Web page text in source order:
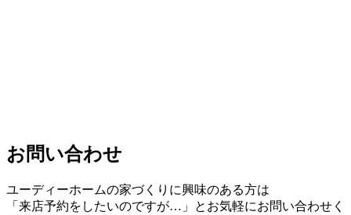
お問い合わせ
ユーディーホームの家づくりに興味のある⽅は
「来店予約をしたいのですが…」とお気軽にお問い合わせく